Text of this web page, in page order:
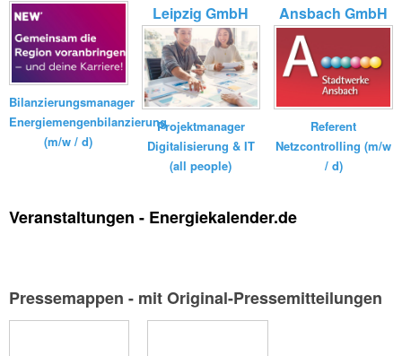
Bilanzierungsmanager
Energiemengenbilanzierung
(m/w / d)
Leipzig GmbH
Projektmanager
Digitalisierung & IT
(all people)
Ansbach GmbH
Referent
Netzcontrolling (m/w
/ d)
Veranstaltungen - Energiekalender.de
Pressemappen - mit Original-Pressemitteilungen